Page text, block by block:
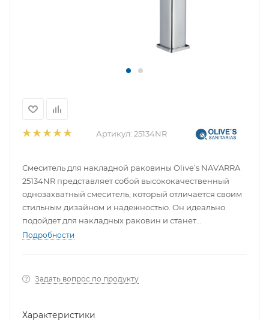
Артикул: 25134NR
Смеситель для накладной раковины Olive’s NAVARRA
25134NR представляет собой высококачественный
однозахватный смеситель, который отличается своим
стильным дизайном и надежностью. Он идеально
подойдет для накладных раковин и станет
украшением любого интерьера ванной комнаты.
Подробности
Задать вопрос по продукту
Характеристики